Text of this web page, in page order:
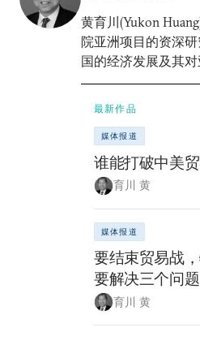
黄育川(Yukon
院亚洲项目的资深
国的经济发展及其对
最新作品
媒体报道
谁能打破中美
育川 黄
媒体报道
要结束贸易战
要解决三个问题
育川 黄